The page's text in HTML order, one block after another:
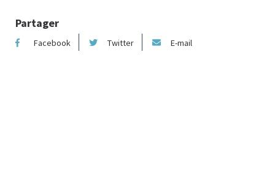
Partager
Facebook Twitter E-mail